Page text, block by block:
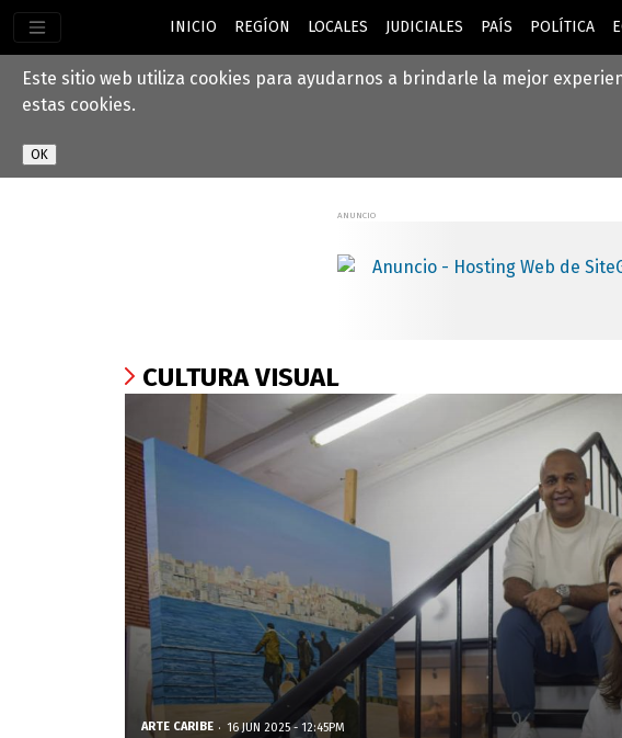
Este sitio web utiliza cookies para ayudarnos a brindarle la mejor
estas cookies.
INICIO REGÍON LOCALES JUDICIALES PAÍS POLÍTICA
CULTURA VISUAL
ARTE CARIBE 16 JUN 2025 - 12:45PM